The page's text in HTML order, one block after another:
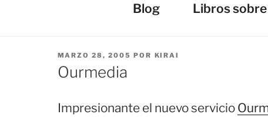
Blog Libros
PUBLICADO
EL
MARZO 28, 2005 POR KIRAI
Ourmedia
Impresionante el nuevo servicio